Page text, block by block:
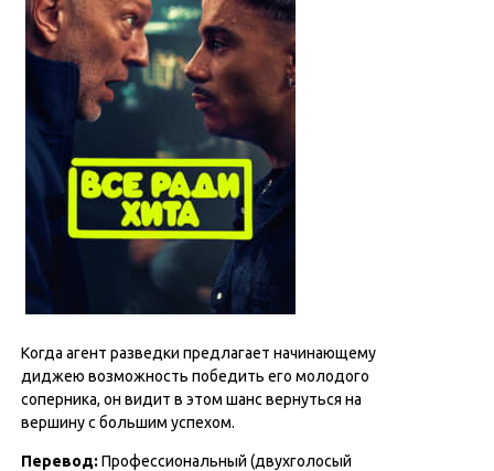
Когда агент разведки предлагает начинающему
диджею возможность победить его молодого
соперника, он видит в этом шанс вернуться на
вершину с большим успехом.
Перевод: Профессиональный (двухголосый